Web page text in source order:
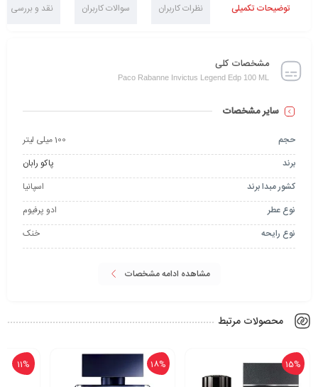
توضیحات تکمیلی نظرات کاربران سوالات کاربران نقد و بررسی
مشخصات کلی
Paco Rabanne Invictus Legend Edp 100 ML
سایر مشخصات
حجم
100 میلی لیتر
برند
پاکو رابان
کشور مبدا برند
اسپانیا
نوع عطر
ادو پرفیوم
نوع رایحه
خنک
مشاهده ادامه مشخصات
محصولات مرتبط
15%
18%
11%